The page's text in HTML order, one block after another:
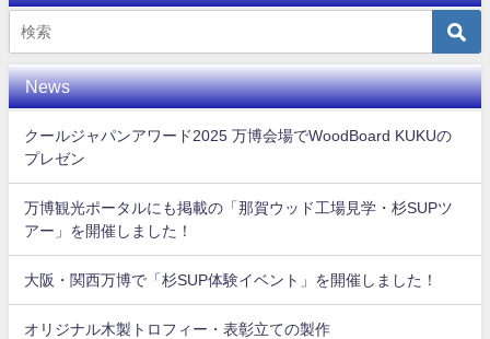
News
クールジャパンアワード2025 万博会場でWoodBoard KUKUの
プレゼン
万博観光ポータルにも掲載の「那賀ウッド工場見学・杉SUPツ
アー」を開催しました！
大阪・関西万博で「杉SUP体験イベント」を開催しました！
オリジナル木製トロフィー・表彰立ての製作